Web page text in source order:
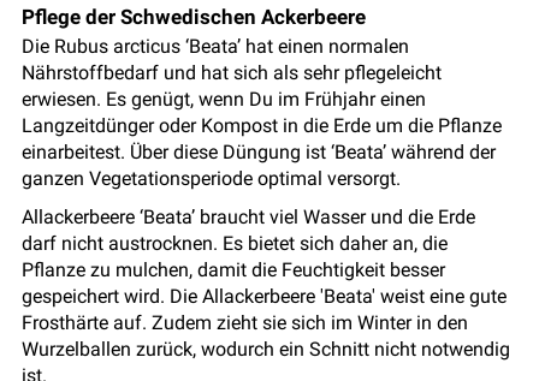
Pflege der Schwedischen Ackerbeere
Die Rubus arcticus ‘Beata’ hat einen normalen
Nährstoffbedarf und hat sich als sehr pflegeleicht
erwiesen. Es genügt, wenn Du im Frühjahr einen
Langzeitdünger oder Kompost in die Erde um die Pflanze
einarbeitest. Über diese Düngung ist ‘Beata’ während der
ganzen Vegetationsperiode optimal versorgt.
Allackerbeere ‘Beata’ braucht viel Wasser und die Erde
darf nicht austrocknen. Es bietet sich daher an, die
Pflanze zu mulchen, damit die Feuchtigkeit besser
gespeichert wird. Die Allackerbeere 'Beata' weist eine gute
Frosthärte auf. Zudem zieht sie sich im Winter in den
Wurzelballen zurück, wodurch ein Schnitt nicht notwendig
ist.